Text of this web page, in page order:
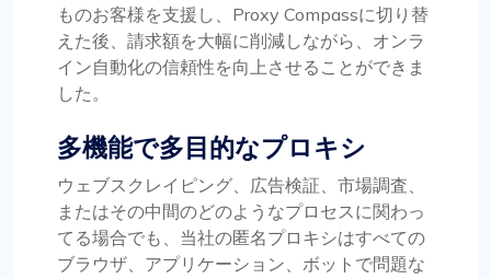
リリー・パーカー
競争力のある価格で優れたサービス
ものお客様を支援し、Proxy Compassに切り替
えた後、請求額を大幅に削減しながら、オンラ
イン自動化の信頼性を向上させることができま
した。
多機能で多目的なプロキシ
ウェブスクレイピング、広告検証、市場調査、
またはその中間のどのようなプロセスに関わっ
てる場合でも、当社の匿名プロキシはすべての
ブラウザ、アプリケーション、ボットで問題な